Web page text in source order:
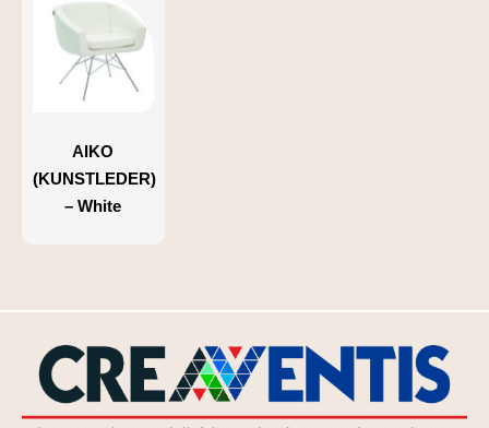
AIKO
(KUNSTLEDER)
– White